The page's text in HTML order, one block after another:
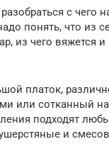
с чего
понять, что из
из чего вяжется
платок,
или сотканный
подходят
и